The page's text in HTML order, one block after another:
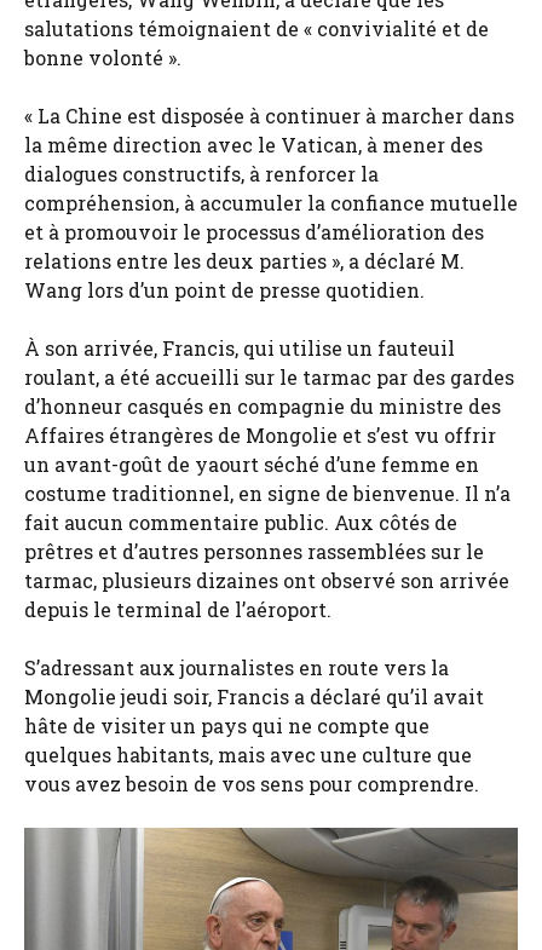
salutations témoignaient de « convivialité et de
bonne volonté ».
« La Chine est disposée à continuer à marcher dans
la même direction avec le Vatican, à mener des
dialogues constructifs, à renforcer la
compréhension, à accumuler la confiance mutuelle
et à promouvoir le processus d’amélioration des
relations entre les deux parties », a déclaré M.
Wang lors d’un point de presse quotidien.
À son arrivée, Francis, qui utilise un fauteuil
roulant, a été accueilli sur le tarmac par des gardes
d’honneur casqués en compagnie du ministre des
Affaires étrangères de Mongolie et s’est vu offrir
un avant-goût de yaourt séché d’une femme en
costume traditionnel, en signe de bienvenue. Il n’a
fait aucun commentaire public. Aux côtés de
prêtres et d’autres personnes rassemblées sur le
tarmac, plusieurs dizaines ont observé son arrivée
depuis le terminal de l’aéroport.
S’adressant aux journalistes en route vers la
Mongolie jeudi soir, Francis a déclaré qu’il avait
hâte de visiter un pays qui ne compte que
quelques habitants, mais avec une culture que
vous avez besoin de vos sens pour comprendre.